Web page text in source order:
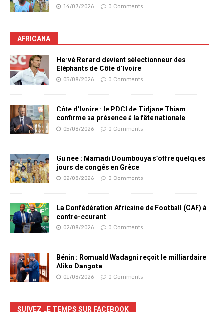
14/07/2026 0 Comments
AFRICANA
Hervé Renard devient sélectionneur des
Eléphants de Côte d’Ivoire
05/08/2026 0 Comments
Côte d’Ivoire : le PDCI de Tidjane Thiam
confirme sa présence à la fête nationale
05/08/2026 0 Comments
Guinée : Mamadi Doumbouya s’offre quelques
jours de congés en Grèce
02/08/2026 0 Comments
La Confédération Africaine de Football (CAF) à
contre-courant
02/08/2026 0 Comments
Bénin : Romuald Wadagni reçoit le milliardaire
Aliko Dangote
01/08/2026 0 Comments
SUIVEZ LE TEMPS SUR FACEBOOK